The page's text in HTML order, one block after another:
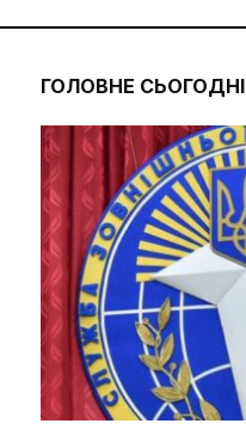
ГОЛОВНЕ СЬОГОДНІ